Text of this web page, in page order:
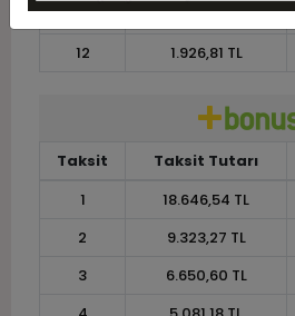
11
2.068,07 TL
12
1.926,81 TL
Taksit Taksit Tutarı
1
18.646,54 TL
2
9.323,27 TL
3
6.650,60 TL